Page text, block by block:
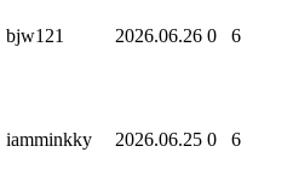
bjw121 2026.06.26 0 6
iamminkky 2026.06.25 0 6